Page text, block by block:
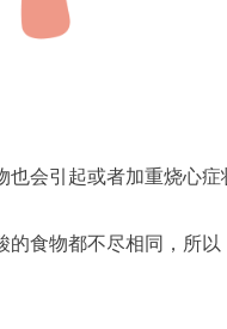
会引起或者加重烧心症
食物都不尽相同，所